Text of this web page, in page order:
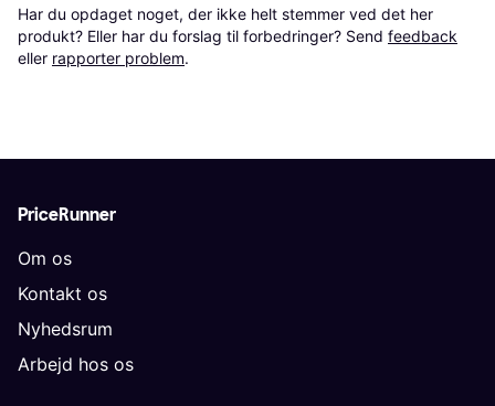
Har du opdaget noget, der ikke helt stemmer ved det her
produkt? Eller har du forslag til forbedringer? Send feedback
eller rapporter problem.
PriceRunner
Om os
Kontakt os
Nyhedsrum
Arbejd hos os